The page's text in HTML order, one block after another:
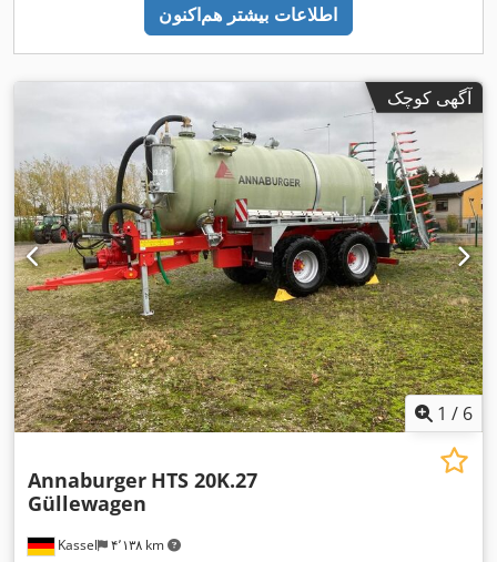
اطلاعات بیشتر هم‌اکنون
آگهی کوچک
1 / 6
Kassel ۴٬۱۳۸ km
Annaburger HTS 20K.27
Güllewagen